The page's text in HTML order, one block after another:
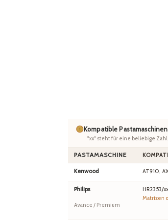
Kompatible
"xx" steht für eine beliebige
PASTAMASCHINE
Kenwood AT910,
Philips
Avance / Premium
HR2353/
Matrizen